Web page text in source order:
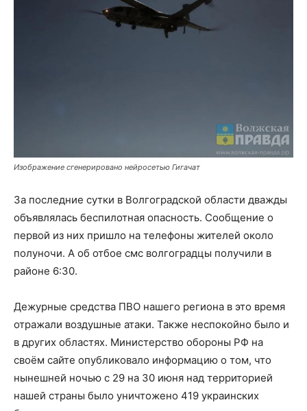
Изображение сгенерировано нейросетью Гигачат
За последние сутки в Волгоградской области дважды
объявлялась беспилотная опасность. Сообщение о
первой из них пришло на телефоны жителей около
полуночи. А об отбое смс волгоградцы получили в
районе 6:30.
Дежурные средства ПВО нашего региона в это время
отражали воздушные атаки. Также неспокойно было и
в других областях. Министерство обороны РФ на
своём сайте опубликовало информацию о том, что
нынешней ночью с 29 на 30 июня над территорией
нашей страны было уничтожено 419 украинских